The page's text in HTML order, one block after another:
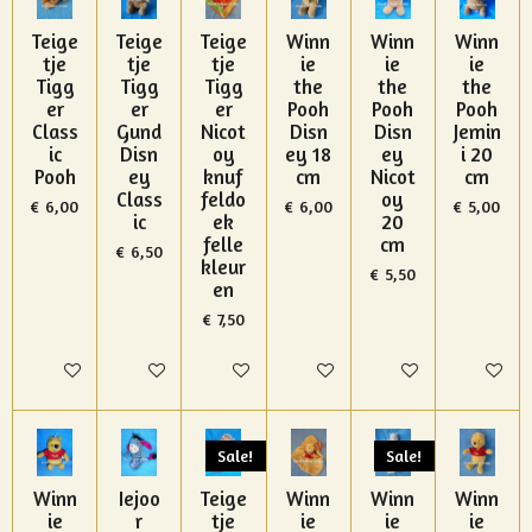
Teige
tje
Tigg
er
Class
ic
Pooh
€ 6,00
In winkelwagen
Teige
tje
Tigg
er
Gund
Disn
ey
Class
ic
€ 6,50
In winkelwagen
Teige
tje
Tigg
er
Nicot
oy
knuf
feldo
ek
felle
kleur
en
€ 7,50
In winkelwagen
Winn
ie
the
Pooh
Disn
ey 18
cm
€ 6,00
In winkelwagen
Winn
ie
the
Pooh
Disn
ey
Nicot
oy
20
cm
€ 5,50
In winkelwagen
Winn
ie
the
Pooh
Jemin
i 20
cm
€ 5,00
In
Winn
ie
Iejoo
r
Sale!
Teige
tje
Winn
ie
Sale!
Winn
ie
Winn
ie